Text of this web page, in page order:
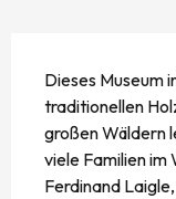
Dieses Museum
traditionellen
großen Wäldern
viele Familien im
Ferdinand